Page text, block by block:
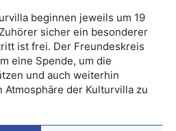
beginnen jeweils um 19
sicher ein besonderer
ist frei. Der Freundeskreis
eine Spende, um die
und auch weiterhin
der Kulturvilla zu